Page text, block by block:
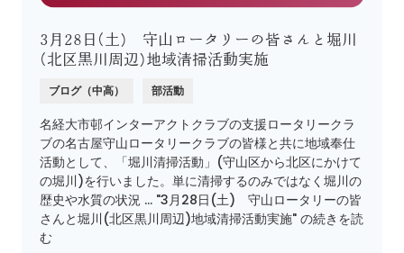
3月28日(土) 守山ロータリーの皆さんと堀川
(北区黒川周辺)地域清掃活動実施
ブログ（中高） 部活動
名経大市邨インターアクトクラブの支援ロータリークラ
ブの名古屋守山ロータリークラブの皆様と共に地域奉仕
活動として、「堀川清掃活動」(守山区から北区にかけて
の堀川)を行いました。単に清掃するのみではなく堀川の
歴史や水質の状況 … "3月28日(土) 守山ロータリーの皆
さんと堀川(北区黒川周辺)地域清掃活動実施" の続きを読
む